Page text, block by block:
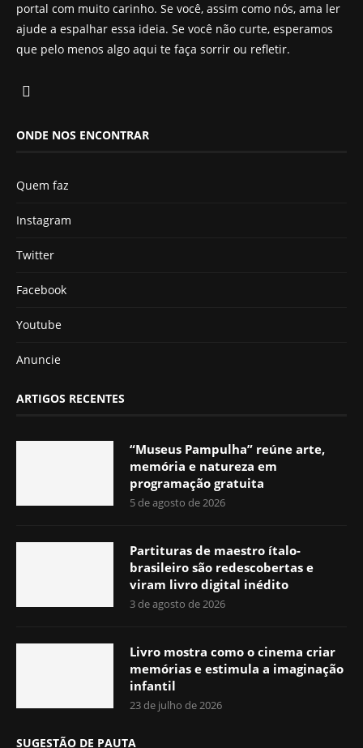
portal com muito carinho. Se você, assim como nós, ama ler
ajude a espalhar essa ideia. Se você não curte, esperamos
que pelo menos algo aqui te faça sorrir ou refletir.
ONDE NOS ENCONTRAR
Quem faz
Instagram
Twitter
Facebook
Youtube
Anuncie
ARTIGOS RECENTES
“Museus Pampulha” reúne arte,
memória e natureza em
programação gratuita
5 de agosto de 2026
Partituras de maestro ítalo-
brasileiro são redescobertas e
viram livro digital inédito
3 de agosto de 2026
Livro mostra como o cinema criar
memórias e estimula a imaginação
infantil
23 de julho de 2026
SUGESTÃO DE PAUTA